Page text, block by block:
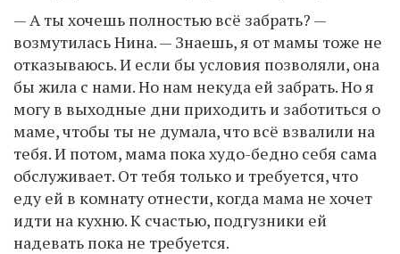
— А ты хочешь полностью всё забрать? —
возмутилась Нина. — Знаешь, я от мамы тоже не
отказываюсь. И если бы условия позволяли, она
бы жила с нами. Но нам некуда ей забрать. Но я
могу в выходные дни приходить и заботиться о
маме, чтобы ты не думала, что всё взвалили на
тебя. И потом, мама пока худо-бедно себя сама
обслуживает. От тебя только и требуется, что
еду ей в комнату отнести, когда мама не хочет
идти на кухню. К счастью, подгузники ей
надевать пока не требуется.